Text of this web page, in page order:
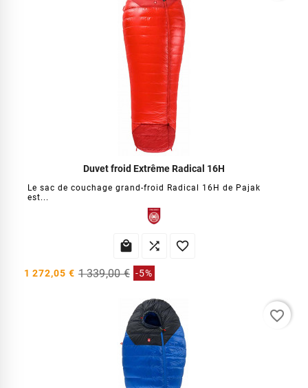
Duvet froid Extrême Radical 16H
Le sac de couchage grand-froid Radical 16H de Pajak
est...
  
1 272,05 € 1 339,00 € -5%
favorite_border